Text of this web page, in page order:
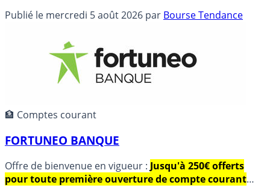
Publié le mercredi 5 août 2026 par Bourse Tendance
🏦 Comptes courant
FORTUNEO BANQUE
Offre de bienvenue en vigueur : Jusqu'à 250€ offerts
pour toute première ouverture de compte courant